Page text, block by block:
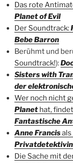
Das rote
Planet of Evil
Der Soundtrack:
Bebe Barron
Berühmt und
Soundtrack!):
Sisters with
der
Wer noch nicht
Planet hat,
Fantastische
Anne Francis
Privatdetektivin
Die Sache mit